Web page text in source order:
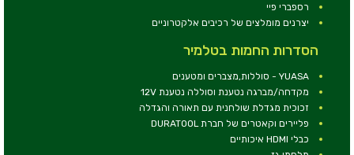
רספברי פיי
יצרנים מומלצים של רכיבים אלקטרוניים
הסדרות החמות בטלמיר
YUASA - סוללות,מצברים ומטענים
מקדחה/מברגה נטענת וסוללה נטענת 12V
זכוכית מגדלת שולחנית עם תאורה והגדלה
פליירים וקאטרים של חברת DURATOOL
כבלי HDMI איכותיים